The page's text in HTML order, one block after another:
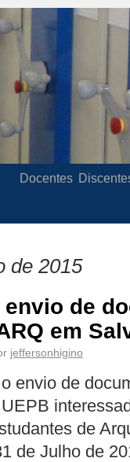
Docentes
de 2015
de
em
jeffersonhigino
envio de
de
de Julho de